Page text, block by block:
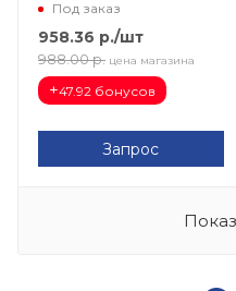
пластик ABS) В-07485
Под заказ
958.36 р./шт
988.00 р. цена магазина
+47.92 бонусов
Запрос